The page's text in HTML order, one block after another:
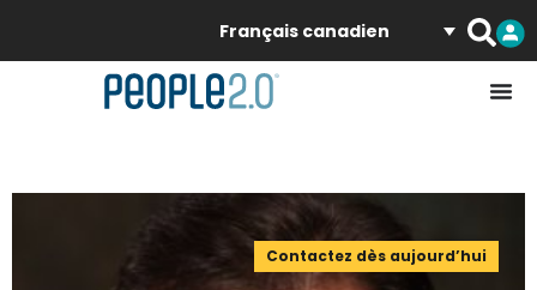
Français canadien
Contactez dès aujourd’hui